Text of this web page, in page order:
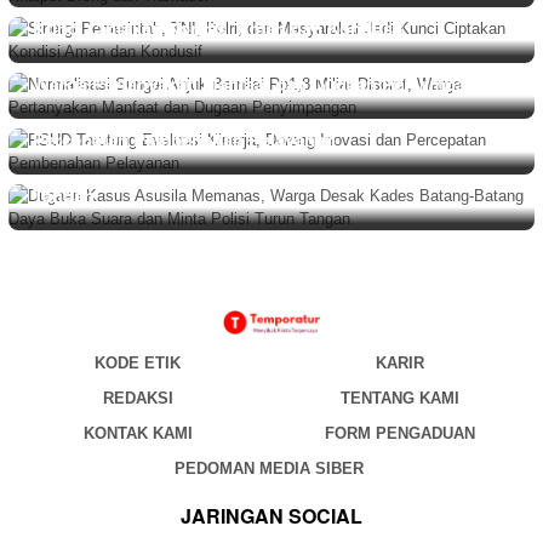
Sinergi Pemerintah, TNI, Polri, dan Masyarakat Jadi
Kunci Ciptakan Kondisi Aman dan Kondusif
BERITA , DAERAH Agustus 8, 2026
Normalisasi Sungai Anjuk Bernilai Rp1,8 Miliar Disorot,
Warga Pertanyakan Manfaat dan Dugaan Penyimpangan
BERITA Agustus 8, 2026
RSUD Tarutung Evaluasi Kinerja, Dorong Inovasi dan
Percepatan Pembenahan Pelayanan
BERITA DAERAH Agustus 8, 2026
Dugaan Kasus Asusila Memanas, Warga Desak Kades
Batang-Batang Daya Buka Suara dan Minta Polisi Turun
Tangan
KODE ETIK
KARIR
REDAKSI
TENTANG KAMI
KONTAK KAMI
FORM PENGADUAN
PEDOMAN MEDIA SIBER
JARINGAN SOCIAL